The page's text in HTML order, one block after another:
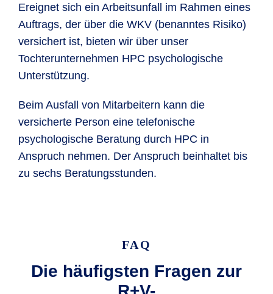
Ereignet sich ein Arbeitsunfall im Rahmen eines
Auftrags, der über die WKV (benanntes Risiko)
versichert ist, bieten wir über unser
Tochterunternehmen HPC psychologische
Unterstützung.
Beim Ausfall von Mitarbeitern kann die
versicherte Person eine telefonische
psychologische Beratung durch HPC in
Anspruch nehmen. Der Anspruch beinhaltet bis
zu sechs Beratungsstunden.
FAQ
Die häufigsten Fragen zur